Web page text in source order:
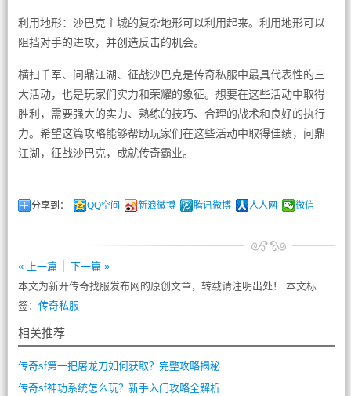
利用地形：沙巴克主城的复杂地形可以利用起来。利用地形可以
阻挡对手的进攻，并创造反击的机会。
横扫千军、问鼎江湖、征战沙巴克是传奇私服中最具代表性的三
大活动，也是玩家们实力和荣耀的象征。想要在这些活动中取得
胜利，需要强大的实力、熟练的技巧、合理的战术和良好的执行
力。希望这篇攻略能够帮助玩家们在这些活动中取得佳绩，问鼎
江湖，征战沙巴克，成就传奇霸业。
分享到： QQ空间 新浪微博 腾讯微博 人人网 微信
« 上一篇
下一篇 »
本文为新开传奇找服发布网的原创文章，转载请注明出处！ 本文标
签： 传奇私服
相关推荐
传奇sf第一把屠龙刀如何获取？完整攻略揭秘
传奇sf神功系统怎么玩？新手入门攻略全解析